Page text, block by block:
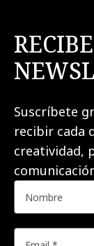
Suscríbete
recibir cada
creatividad,